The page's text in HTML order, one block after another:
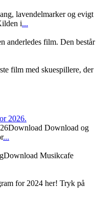
lavendelmarker og evigt
i...
anderledes film. Den består
film med skuespillere, der
2026.
Download og
...
Musikcafe
for 2024 her! Tryk på